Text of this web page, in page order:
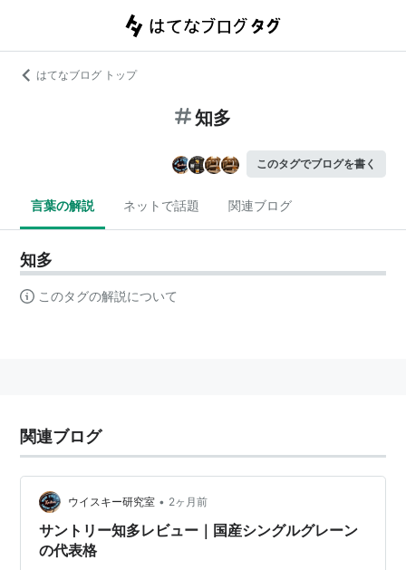
はてなブログ トップ
知多
このタグでブログを書く
言葉の解説 ネットで話題 関連ブログ
知多
このタグの解説について
関連ブログ
ウイスキー研究室 • 2ヶ月前
サントリー知多レビュー｜国産シングルグレーン
の代表格